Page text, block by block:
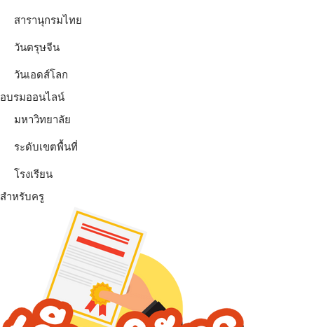
สารานุกรมไทย
วันตรุษจีน
วันเอดส์โลก
อบรมออนไลน์
มหาวิทยาลัย
ระดับเขตพื้นที่
โรงเรียน
สำหรับครู